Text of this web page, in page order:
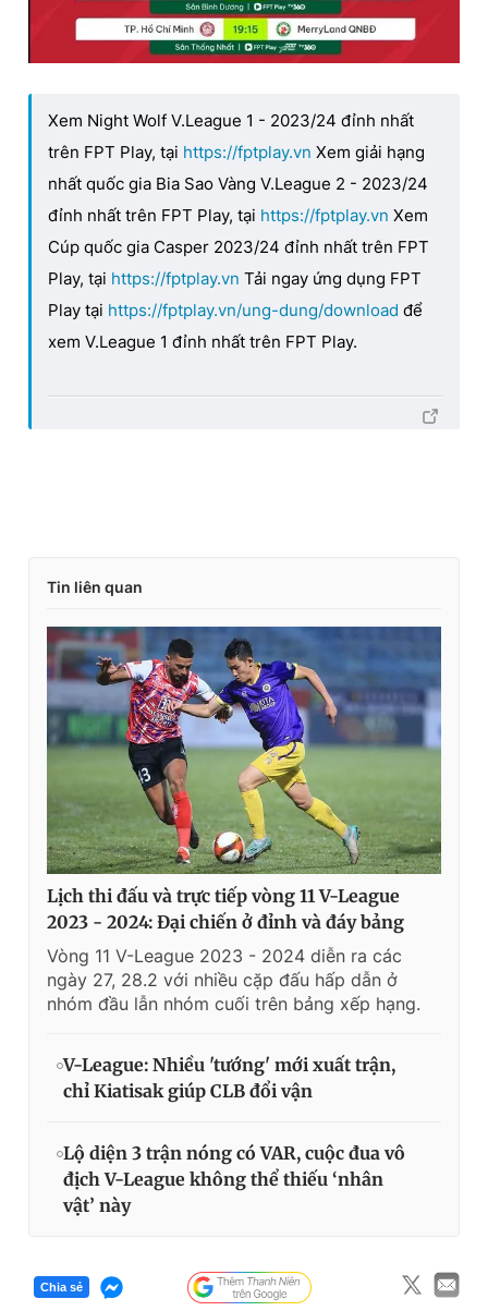
Xem Night Wolf V.League 1 - 2023/24 đỉnh nhất
trên FPT Play, tại https://fptplay.vn Xem giải hạng
nhất quốc gia Bia Sao Vàng V.League 2 - 2023/24
đỉnh nhất trên FPT Play, tại https://fptplay.vn Xem
Cúp quốc gia Casper 2023/24 đỉnh nhất trên FPT
Play, tại https://fptplay.vn Tải ngay ứng dụng FPT
Play tại https://fptplay.vn/ung-dung/download để
xem V.League 1 đỉnh nhất trên FPT Play.
Tin liên quan
Lịch thi đấu và trực tiếp vòng 11 V-League
2023 - 2024: Đại chiến ở đỉnh và đáy bảng
Vòng 11 V-League 2023 - 2024 diễn ra các
ngày 27, 28.2 với nhiều cặp đấu hấp dẫn ở
nhóm đầu lẫn nhóm cuối trên bảng xếp hạng.
V-League: Nhiều 'tướng' mới xuất trận,
chỉ Kiatisak giúp CLB đổi vận
Lộ diện 3 trận nóng có VAR, cuộc đua vô
địch V-League không thể thiếu ‘nhân
vật’ này
Chia sẻ